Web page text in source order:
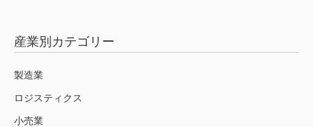
産業別カテゴリー
製造業
ロジスティクス
小売業